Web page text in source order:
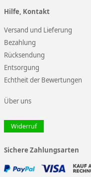
Hilfe, Kontakt
Versand und Lieferung
Bezahlung
Rücksendung
Entsorgung
Echtheit der Bewertungen
Über uns
Widerruf
Sichere Zahlungsarten